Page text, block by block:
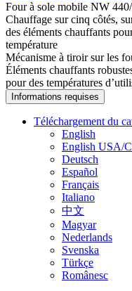
Four à sole mobile NW
Chauffage sur cinq côtés,
des éléments chauffants
température
Mécanisme à tiroir sur les
Éléments chauffants
pour des températures
Informations requises
Téléchargement du
English
English USA/
Deutsch
Español
Français
Italiano
中文
Magyar
Nederlands
Svenska
Türkçe
Românesc